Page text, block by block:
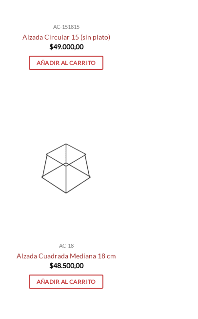
AC-151815
Alzada Circular 15 (sin plato)
$49.000,00
AÑADIR AL CARRITO
AC-18
Alzada Cuadrada Mediana 18 cm
$48.500,00
AÑADIR AL CARRITO